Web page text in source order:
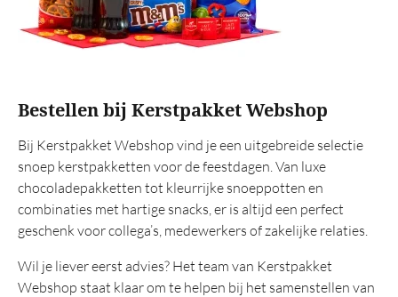
Bestellen bij Kerstpakket Webshop
Bij Kerstpakket Webshop vind je een uitgebreide selectie
snoep kerstpakketten voor de feestdagen. Van luxe
chocoladepakketten tot kleurrijke snoeppotten en
combinaties met hartige snacks, er is altijd een perfect
geschenk voor collega’s, medewerkers of zakelijke relaties.
Wil je liever eerst advies? Het team van Kerstpakket
Webshop staat klaar om te helpen bij het samenstellen van